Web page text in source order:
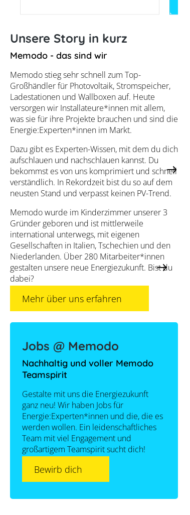
Unsere Story in kurz
Memodo - das sind wir
Memodo stieg sehr schnell zum Top-
Großhändler für Photovoltaik, Stromspeicher,
Ladestationen und Wallboxen auf. Heute
versorgen wir Installateure*innen mit allem,
was sie für ihre Projekte brauchen und sind die
Energie:Experten*innen im Markt.
Dazu gibt es Experten-Wissen, mit dem du dich
aufschlauen und nachschlauen kannst. Du
bekommst es von uns komprimiert und schnell
verständlich. In Rekordzeit bist du so auf dem
neusten Stand und verpasst keinen PV-Trend.
Memodo wurde im Kinderzimmer unserer 3
Gründer geboren und ist mittlerweile
international unterwegs, mit eigenen
Gesellschaften in Italien, Tschechien und den
Niederlanden. Über 280 Mitarbeiter*innen
gestalten unsere neue Energiezukunft. Bist du
dabei?
Mehr über uns erfahren
Jobs @ Memodo
Nachhaltig und voller Memodo
Teamspirit
Gestalte mit uns die Energiezukunft
ganz neu! Wir haben Jobs für
Energie:Experten*innen und die, die es
werden wollen. Ein leidenschaftliches
Team mit viel Engagement und
großartigem Teamspirit sucht dich!
Bewirb dich